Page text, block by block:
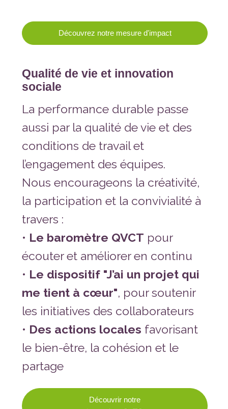
Découvrez notre mesure d'impact
Qualité de vie et innovation
sociale
La performance durable passe
aussi par la qualité de vie et des
conditions de travail et
l’engagement des équipes.
Nous encourageons la créativité,
la participation et la convivialité à
travers :
• Le baromètre QVCT pour
écouter et améliorer en continu
• Le dispositif "J’ai un projet qui
me tient à cœur", pour soutenir
les initiatives des collaborateurs
• Des actions locales favorisant
le bien-être, la cohésion et le
partage
Découvrir notre